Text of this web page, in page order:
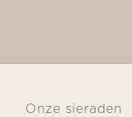
Onze sieraden